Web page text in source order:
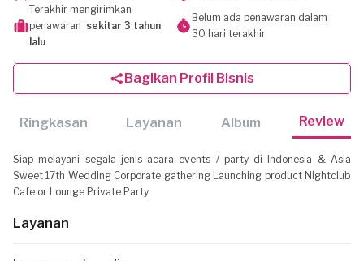
Terakhir mengirimkan
penawaran sekitar 3 tahun
lalu
Belum ada penawaran dalam
30 hari terakhir
Bagikan Profil Bisnis
Ringkasan Layanan Album Review
Siap melayani segala jenis acara events / party di Indonesia & Asia
Sweet 17th Wedding Corporate gathering Launching product Nightclub
Cafe or Lounge Private Party
Layanan